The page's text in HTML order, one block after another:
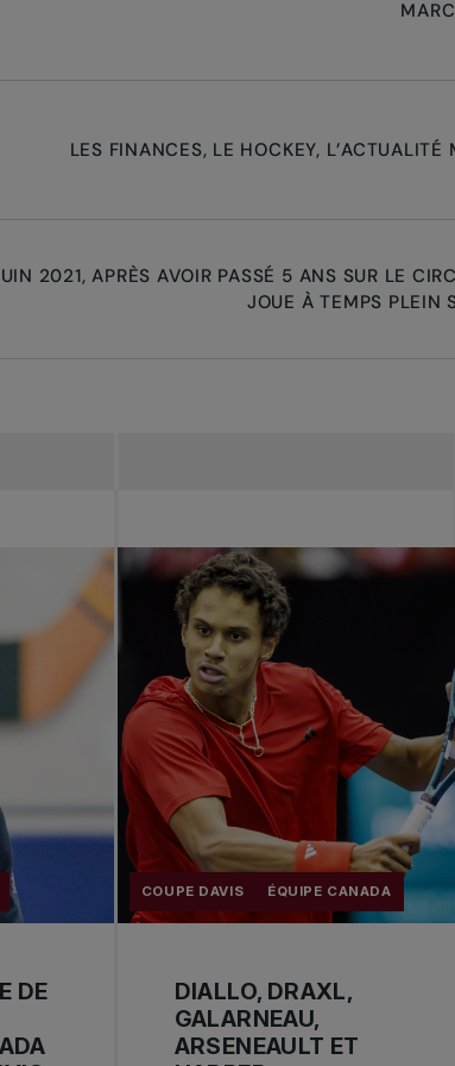
LES FINANCES, LE HOCKEY, L’ACTUALITÉ
2021, APRÈS AVOIR PASSÉ 5 ANS SUR LE
JOUE À TEMPS PLEIN
DE
COUPE DAVIS ÉQUIPE CANADA
DIALLO, DRAXL,
GALARNEAU,
ARSENEAULT ET